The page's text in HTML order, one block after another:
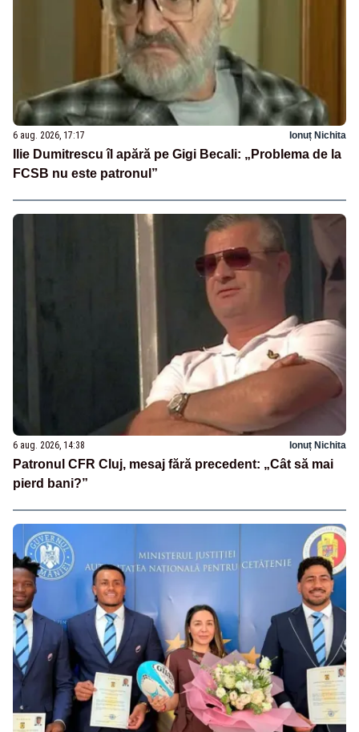
6 aug. 2026, 17:17 Ionuț Nichita
Ilie Dumitrescu îl apără pe Gigi Becali: „Problema de la
FCSB nu este patronul”
6 aug. 2026, 14:38 Ionuț Nichita
Patronul CFR Cluj, mesaj fără precedent: „Cât să mai
pierd bani?”